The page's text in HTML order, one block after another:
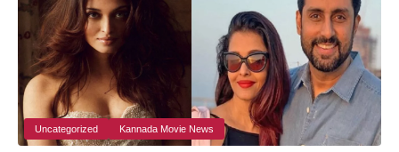
Uncategorized Kannada Movie News